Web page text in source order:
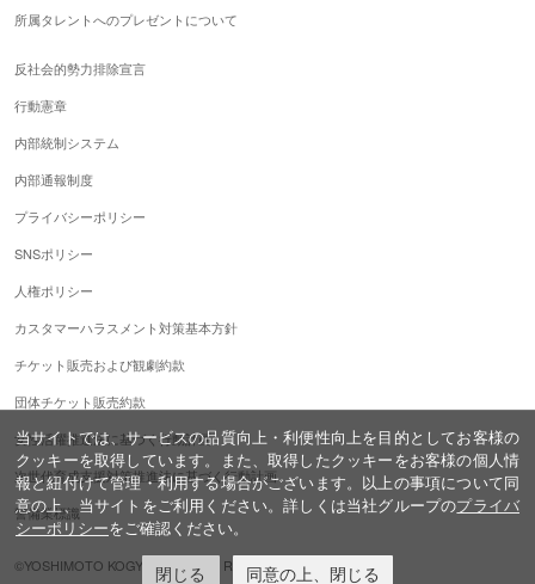
所属タレントへのプレゼントについて
反社会的勢力排除宣言
行動憲章
内部統制システム
内部通報制度
プライバシーポリシー
SNSポリシー
人権ポリシー
カスタマーハラスメント対策基本方針
チケット販売および観劇約款
団体チケット販売約款
女性活躍推進法に基づく行動計画
次世代育成支援対策推進法に基づく行動計画
警備業標識
©YOSHIMOTO KOGYO,ALL Rights Reserved.
当サイトでは、サービスの品質向上・利便性向上を目的としてお客様の
クッキーを取得しています。また、取得したクッキーをお客様の個人情
報と紐付けて管理・利用する場合がございます。以上の事項について同
意の上、当サイトをご利用ください。詳しくは当社グループのプライバ
シーポリシーをご確認ください。
閉じる 同意の上、閉じる